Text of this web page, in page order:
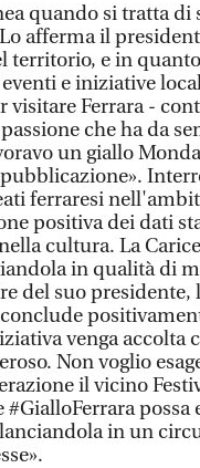
quando si tratta di
afferma il
territorio, e in
e iniziative
visitare Ferrara -
che ha da
un giallo
ferraresi
positiva dei dati
cultura. La
in qualità di
del suo presidente,
venga accolta
Non voglio
il vicino
possa
in un